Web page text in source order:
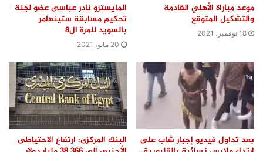
موعد مباراة الأهلي القادمة
والتشكيل المتوقع
18 نوفمبر، 2021
المايسترو نادر عباسى عضو لجنة
تحكيم مسابقة ستينهامر
بالسويد للمرة ال8
20 مايو، 2021
بعد تداول فيديو إجبار شاب على
البنك المركزى: ارتفاع الاحتياطى